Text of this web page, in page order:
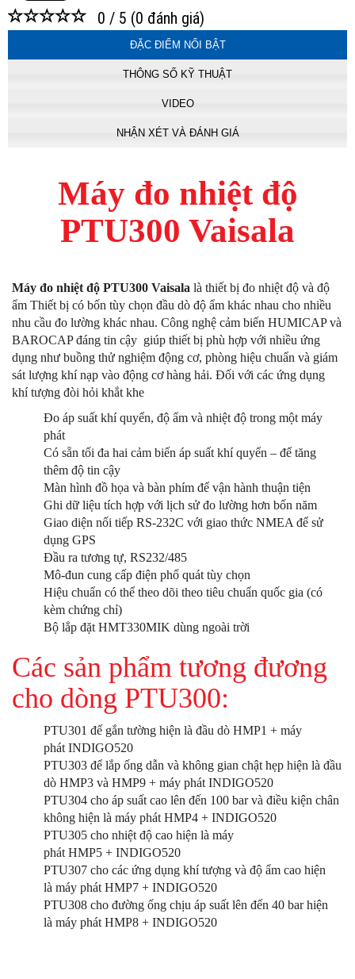
0 / 5 (0 đánh giá)
ĐẶC ĐIỂM NỔI BẬT
THÔNG SỐ KỸ THUẬT
VIDEO
NHẬN XÉT VÀ ĐÁNH GIÁ
Máy đo nhiệt độ
PTU300 Vaisala
Máy đo nhiệt độ PTU300 Vaisala là thiết bị đo nhiệt độ và độ
ẩm Thiết bị có bốn tùy chọn đầu dò độ ẩm khác nhau cho nhiều
nhu cầu đo lường khác nhau. Công nghệ cảm biến HUMICAP và
BAROCAP đáng tin cậy giúp thiết bị phù hợp với nhiều ứng
dụng như buồng thử nghiệm động cơ, phòng hiệu chuẩn và giám
sát lượng khí nạp vào động cơ hàng hải. Đối với các ứng dụng
khí tượng đòi hỏi khắt khe
Đo áp suất khí quyển, độ ẩm và nhiệt độ trong một máy
phát
Có sẵn tối đa hai cảm biến áp suất khí quyển – để tăng
thêm độ tin cậy
Màn hình đồ họa và bàn phím để vận hành thuận tiện
Ghi dữ liệu tích hợp với lịch sử đo lường hơn bốn năm
Giao diện nối tiếp RS-232C với giao thức NMEA để sử
dụng GPS
Đầu ra tương tự, RS232/485
Mô-đun cung cấp điện phổ quát tùy chọn
Hiệu chuẩn có thể theo dõi theo tiêu chuẩn quốc gia (có
kèm chứng chỉ)
Bộ lắp đặt HMT330MIK dùng ngoài trời
Các sản phẩm tương đương
cho dòng PTU300:
PTU301 để gắn tường hiện là đầu dò HMP1 + máy
phát INDIGO520
PTU303 để lắp ống dẫn và không gian chật hẹp hiện là đầu
dò HMP3 và HMP9 + máy phát INDIGO520
PTU304 cho áp suất cao lên đến 100 bar và điều kiện chân
không hiện là máy phát HMP4 + INDIGO520
PTU305 cho nhiệt độ cao hiện là máy
phát HMP5 + INDIGO520
PTU307 cho các ứng dụng khí tượng và độ ẩm cao hiện
là máy phát HMP7 + INDIGO520
PTU308 cho đường ống chịu áp suất lên đến 40 bar hiện
là máy phát HMP8 + INDIGO520